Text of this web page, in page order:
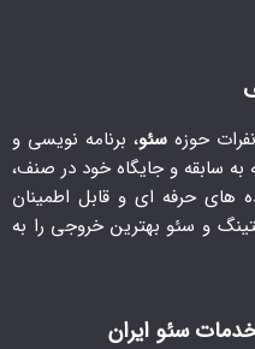
حوزه سئو، برنامه نویسی و
سابقه و جایگاه خود در صنف،
حرفه ای و قابل اطمینان
و سئو بهترین خروجی را به
سئو ایران